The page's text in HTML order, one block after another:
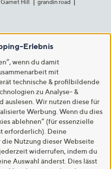
Garnet Hill
grandin road
Erlebnis
wenn du damit
mit
technische & profilbildende
zu Analyse- &
auslesen. Wir nutzen diese für
Werbung. Wenn du dies
ablehnen“ (für essenzielle
erforderlich). Deine
Nutzung dieser Webseite
widerrufen, indem du
Auswahl änderst. Dies lässt